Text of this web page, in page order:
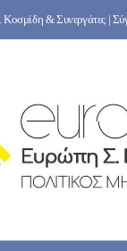
& Συνεργάτες |